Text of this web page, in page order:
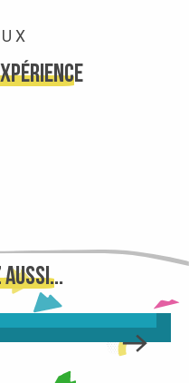
aussi...
EN PARAPENTE
ON VOUS DIT TOUT ...